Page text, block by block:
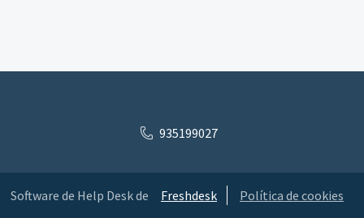
935199027
Software de Help Desk de Freshdesk Política de cookies